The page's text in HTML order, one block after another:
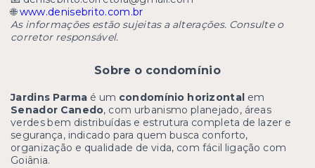
🌐www.denisebrito.com.br
As informações estão sujeitas a alterações. Consulte o
corretor responsável.
Sobre o condomínio
Jardins Parma é um condomínio horizontal em
Senador Canedo, com urbanismo planejado, áreas
verdes bem distribuídas e estrutura completa de lazer e
segurança, indicado para quem busca conforto,
organização e qualidade de vida, com fácil ligação com
Goiânia.